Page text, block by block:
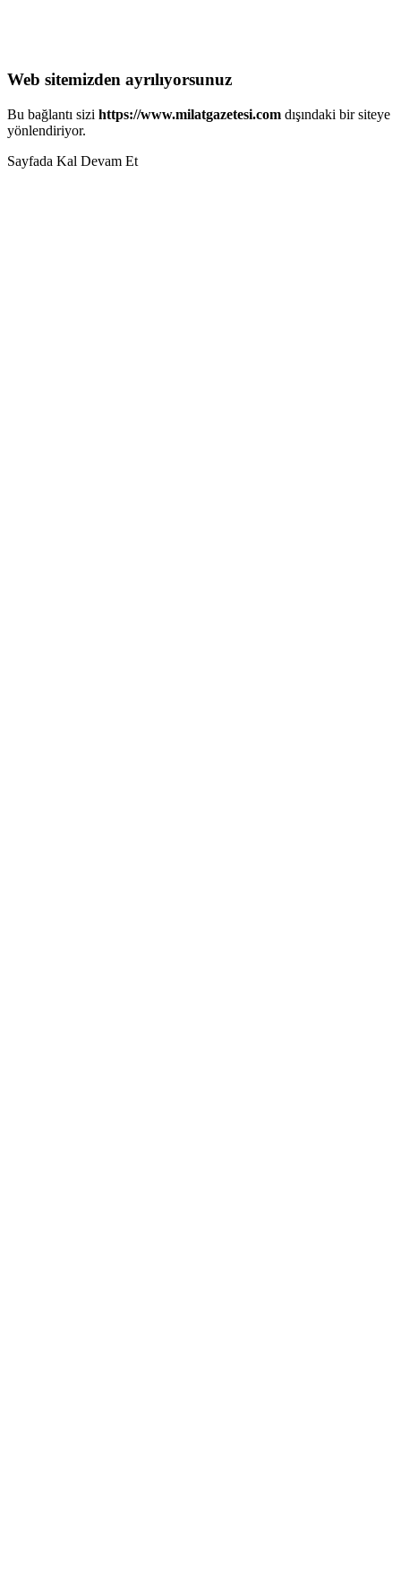
Web sitemizden ayrılıyorsunuz
Bu bağlantı sizi https://www.milatgazetesi.com dışındaki bir siteye
yönlendiriyor.
Sayfada Kal Devam Et